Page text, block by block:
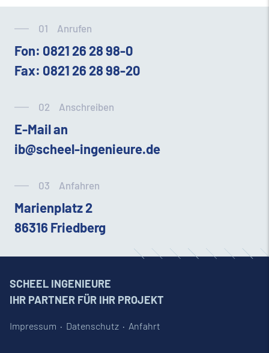
01 Anrufen
Fon: 0821 26 28 98-0
Fax: 0821 26 28 98-20
02 Anschreiben
E-Mail an
ib@scheel-ingenieure.de
03 Anfahren
Marienplatz 2
86316 Friedberg
SCHEEL INGENIEURE
Impressum Datenschutz Anfahrt
IHR PARTNER FÜR IHR PROJEKT